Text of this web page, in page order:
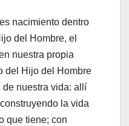
nacimiento dentro
del Hombre, el
nuestra propia
del Hijo del Hombre
nuestra vida: allí
la vida
que tiene; con